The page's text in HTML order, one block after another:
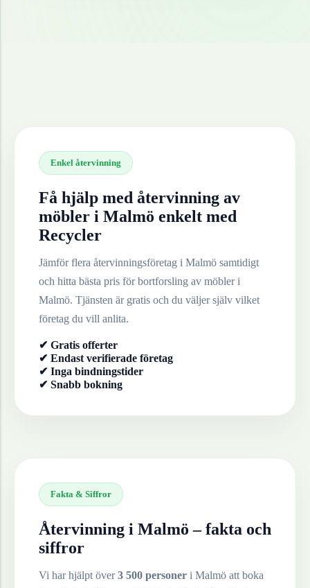
Enkel återvinning
Få hjälp med återvinning av
möbler i Malmö enkelt med
Recycler
Jämför flera återvinningsföretag i Malmö samtidigt
och hitta bästa pris för bortforsling av möbleri
Malmö. Tjänsten är gratis och du väljer själv vilket
företag du vill anlita.
✔ Gratis offerter
✔ Endast verifierade företag
✔ Inga bindningstider
✔ Snabb bokning
Fakta & Siffror
Återvinning i Malmö – fakta och
siffror
Vi har hjälpt över3 500 personer i Malmö att boka